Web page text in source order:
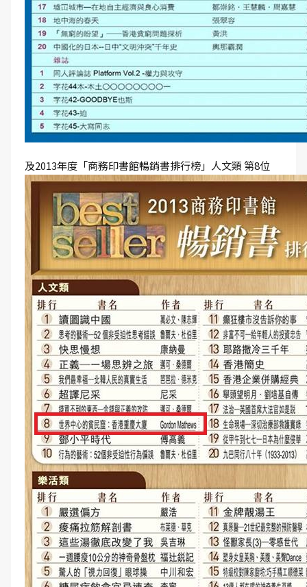
及2013年度「商務印書館暢銷書排行榜」人文類 第8位